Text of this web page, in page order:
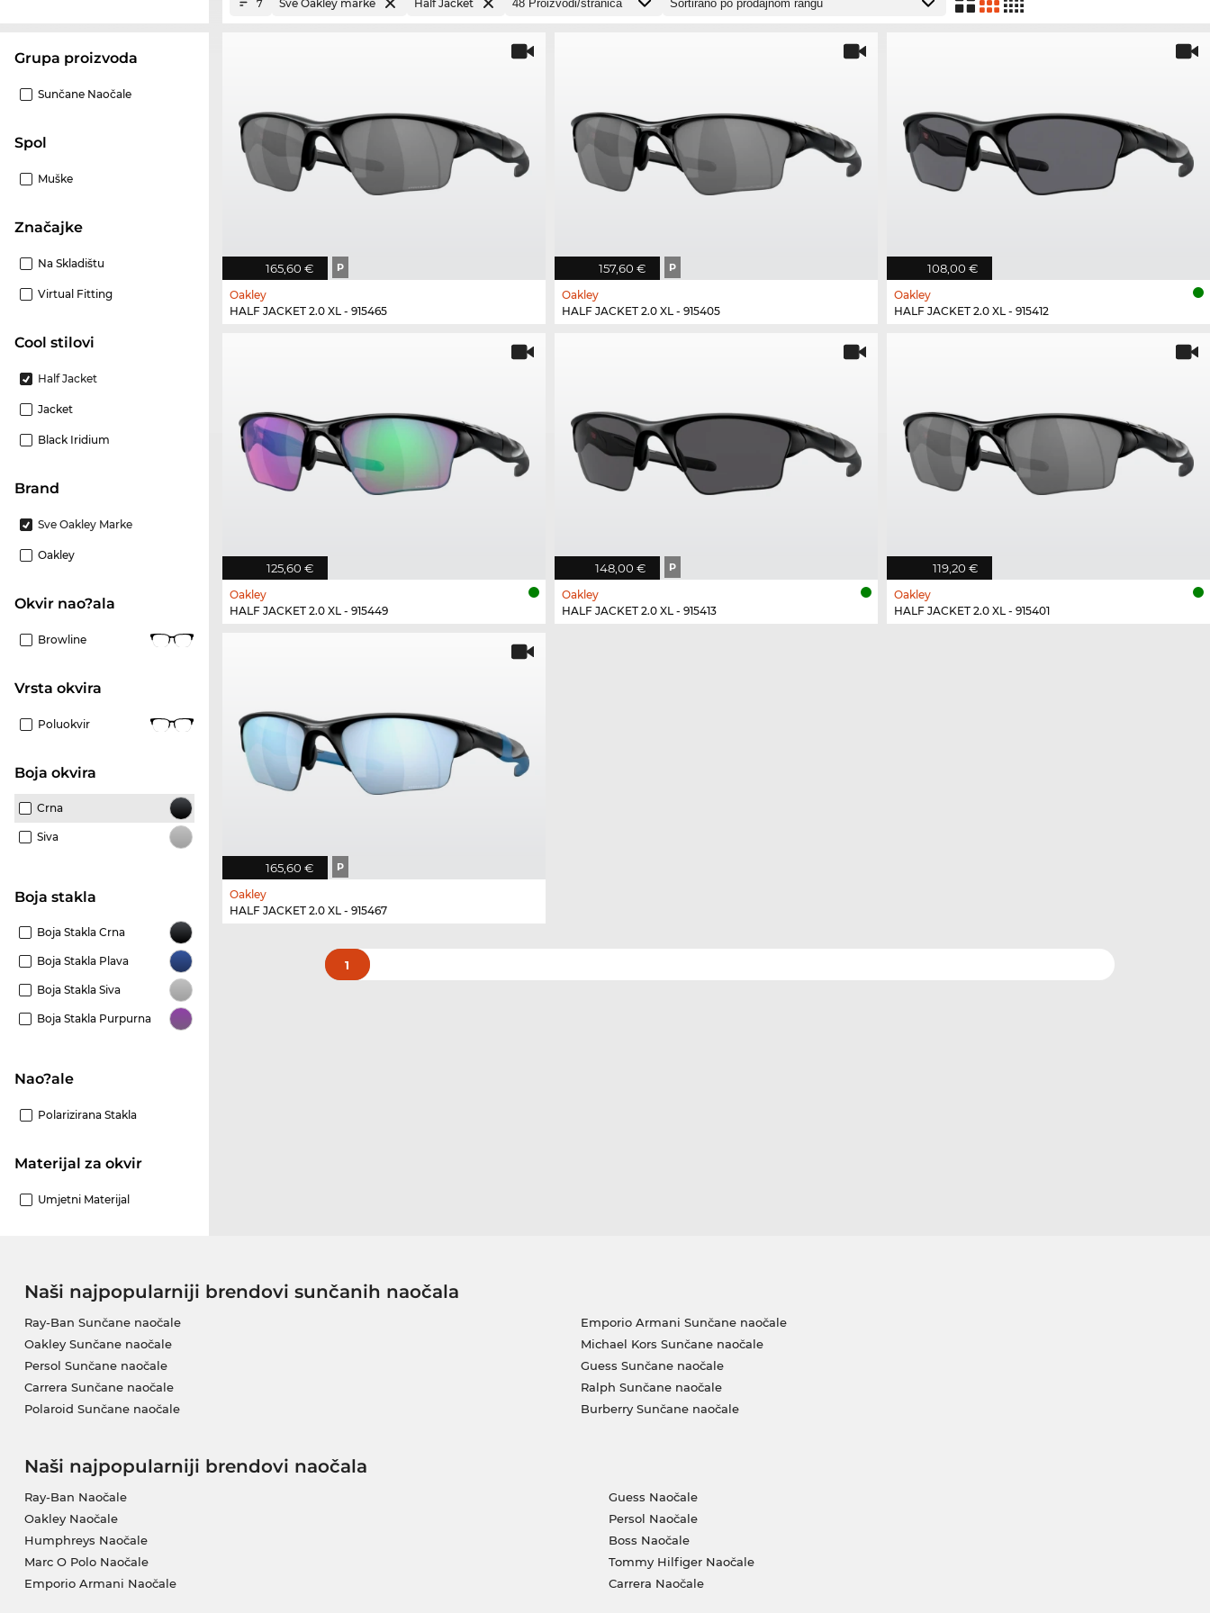
Grupa proizvoda
Sunčane Naočale
Spol
Muške
Značajke
Na Skladištu
Virtual Fitting
Cool stilovi
Half Jacket
Jacket
Black Iridium
brand
Sve Oakley Marke
Oakley
Okvir nao?ala
Browline
Vrsta okvira
Poluokvir
boja okvira
Crna
Siva
Boja stakla
Boja Stakla Crna
Boja Stakla Plava
Boja Stakla Siva
Boja Stakla Purpurna
Nao?ale
Polarizirana Stakla
materijal za okvir
Umjetni Materijal
7 Sve Oakley marke Half Jacket
165,60 € P
Oakley
HALF JACKET 2.0 XL - 915465
157,60 € P
Oakley
HALF JACKET 2.0 XL - 915405
108,00 €
Oakley
HALF JACKET 2.0 XL - 915412
125,60 €
Oakley
HALF JACKET 2.0 XL - 915449
148,00 € P
Oakley
HALF JACKET 2.0 XL - 915413
119,20 €
Oakley
HALF JACKET 2.0 XL - 915401
165,60 € P
Oakley
HALF JACKET 2.0 XL - 915467
1
Naši najpopularniji brendovi sunčanih naočala
Ray-Ban Sunčane naočale
Oakley Sunčane naočale
Persol Sunčane naočale
Carrera Sunčane naočale
Polaroid Sunčane naočale
Emporio Armani Sunčane naočale
Michael Kors Sunčane naočale
Guess Sunčane naočale
Ralph Sunčane naočale
Burberry Sunčane naočale
Naši najpopularniji brendovi naočala
Ray-Ban Naočale
Oakley Naočale
Humphreys Naočale
Marc O Polo Naočale
Emporio Armani Naočale
Guess Naočale
Persol Naočale
Boss Naočale
Tommy Hilfiger Naočale
Carrera Naočale